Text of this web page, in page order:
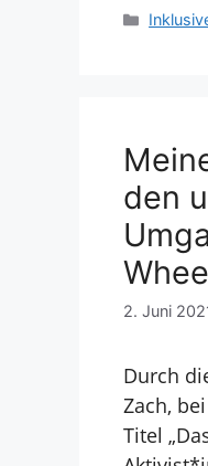
den
2. Juni
Durch
Zach,
Titel